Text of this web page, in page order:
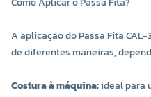
A aplicação do Passa Fita
de diferentes maneiras,
Costura à máquina:ideal para